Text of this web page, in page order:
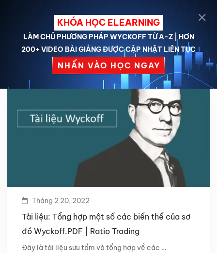
Tháng 2 20, 2022
Tài liệu: Tổng hợp một số các biến thể của sơ
đồ Wyckoff.PDF | Ratio Trading
Đây là tài liệu sưu tầm và tổng hợp về các …
KHÓA HỌC ELEARNING
LÀM CHỦ PHƯƠNG PHÁP WYCKOFF TỪ A-Z | HƠN
200+ VIDEO BÀI GIẢNG ĐƯỢC CẬP NHẬT LIÊN TỤC
NHẤN VÀO HỌC NGAY